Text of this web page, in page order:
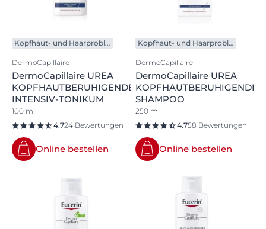
Kopfhaut- und Haarprobleme
DermoCapillaire
DermoCapillaire UREA
KOPFHAUTBERUHIGENDES
INTENSIV-TONIKUM
100 ml
4.724 Bewertungen
Online bestellen
Kopfhaut- und Haarprobleme
DermoCapillaire
DermoCapillaire UREA
KOPFHAUTBERUHIGENDES
SHAMPOO
250 ml
4.758 Bewertungen
Online bestellen